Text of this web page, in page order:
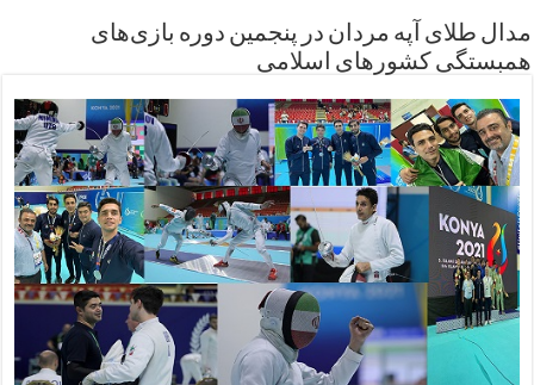
مدال طلای آپه مردان در پنجمین دوره بازی‌های
همبستگی کشورهای اسلامی